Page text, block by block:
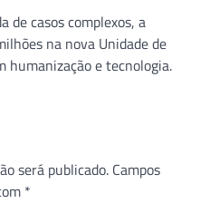
de casos complexos, a
na nova Unidade de
humanização e tecnologia.
será publicado. Campos
*